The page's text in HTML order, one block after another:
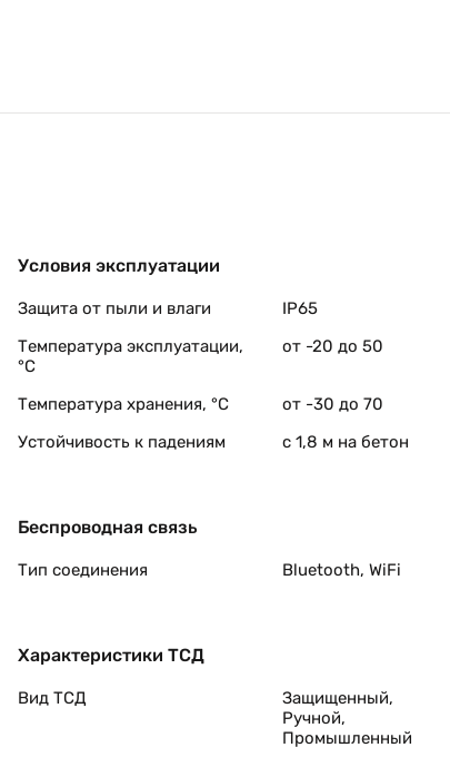
Условия эксплуатации
Защита от пыли и влаги
IP65
Температура эксплуатации,
°C
от -20 до 50
Температура хранения, °C
от -30 до 70
Устойчивость к падениям
с 1,8 м на бетон
Беспроводная связь
Тип соединения Bluetooth, WiFi
Характеристики ТСД
Вид ТСД
Защищенный,
Ручной,
Промышленный